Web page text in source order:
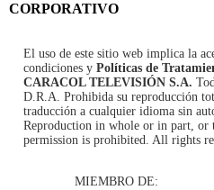
CORPORATIVO
El uso de este sitio web implica la
condiciones y Políticas de
CARACOL TELEVISIÓN S.A.
D.R.A. Prohibida su reproducción
traducción a cualquier idioma sin
Reproduction in whole or in part,
permission is prohibited. All rights
MIEMBRO DE: